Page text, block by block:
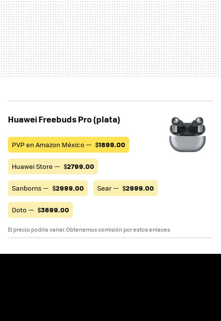
Huawei Freebuds Pro (plata)
PVP en Amazon México — $1899.00
Huawei Store — $2799.00
Sanborns — $2999.00 Sear — $2999.00
Doto — $3699.00
El precio podría variar. Obtenemos comisión por estos enlaces